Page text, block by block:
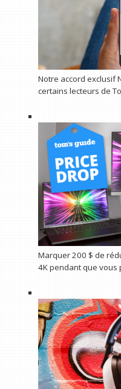
Notre accord exclusif
certains lecteurs de
Marquer 200 $ de
4K pendant que vous